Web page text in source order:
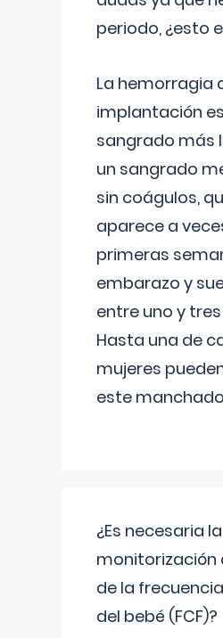
periodo, ¿esto
La hemorragia
implantación
sangrado más
un sangrado
sin coágulos,
aparece a
primeras
embarazo y
entre uno y
Hasta una de
mujeres
este
¿Es necesaria la
monitorización
de la
del bebé (FCF)?